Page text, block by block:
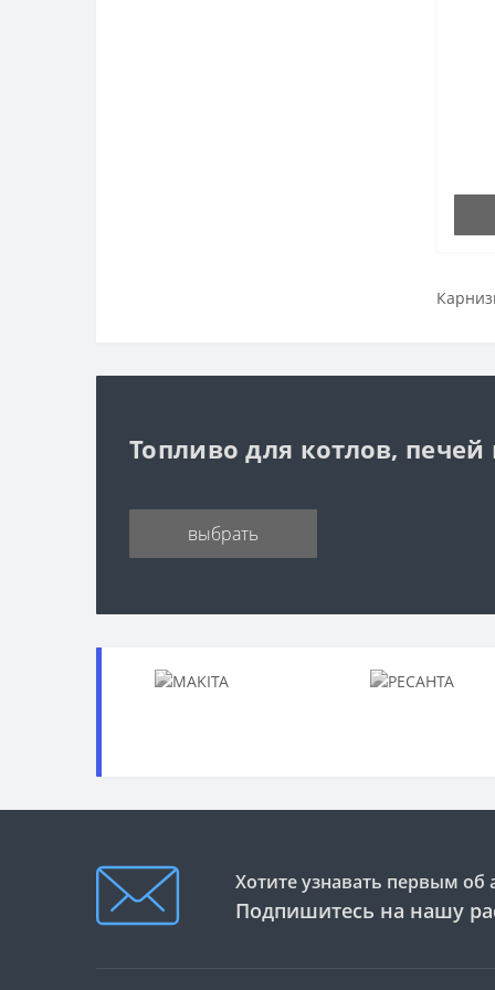
Топливо для котлов,
выбрать
Хотите узнавать первым об
Подпишитесь на нашу